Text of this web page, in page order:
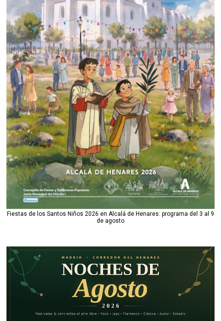
Fiestas de los Santos Niños 2026 en Alcalá de Henares: programa del 3 al 9
de agosto